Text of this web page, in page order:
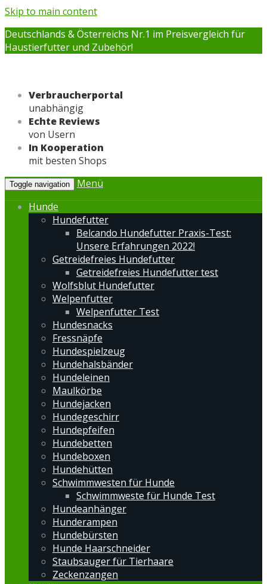
Skip to main content
Deutschlands & Österreichs Nr.1 im Preisvergleich für
Haustierfutter und Zubehör!
Verbraucherportal
unabhängig
Echte Reviews
von Usern
In Kooperation
mit besten Shops
Toggle navigation
Menü
Hunde
Hundefutter
Belcando Hundefutter Praxis-Test:
Unsere Erfahrungen 2022!
Getreidefreies Hundefutter
Getreidefreies Hundefutter test
Wolfsblut Hundefutter
Welpenfutter
Welpenfutter Test
Hundesnacks
Fressnäpfe
Hundespielzeug
Hundehalsbänder
Hundeleinen
Maulkörbe
Hundejacken
Hundegeschirr
Hundepfeifen
Hundebetten
Hundeboxen
Hundehütten
Schwimmwesten für Hunde
Schwimmweste für Hunde Test
Hundeanhänger
Hunderampen
Hundebürsten
Hunde Haarschneider
Staubsauger für Tierhaare
Zeckenzangen